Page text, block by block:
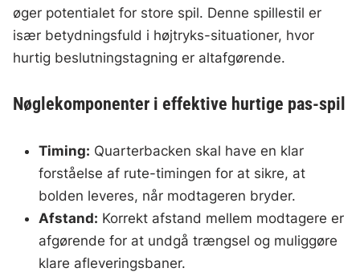
øger potentialet for store spil. Denne spillestil er
især betydningsfuld i højtryks-situationer, hvor
hurtig beslutningstagning er altafgørende.
Nøglekomponenter i effektive hurtige pas-spil
Timing: Quarterbacken skal have en klar
forståelse af rute-timingen for at sikre, at
bolden leveres, når modtageren bryder.
Afstand: Korrekt afstand mellem modtagere er
afgørende for at undgå trængsel og muliggøre
klare afleveringsbaner.